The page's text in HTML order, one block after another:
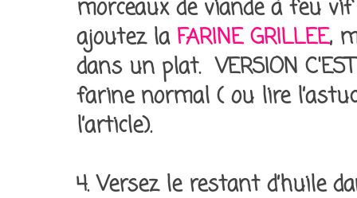
morceaux de viande à feu
ajoutez laFARINE GRILLEE,
dans un plat. VERSION
farine normal ( ou lire
l’article).
4. Versez le restant d’huile